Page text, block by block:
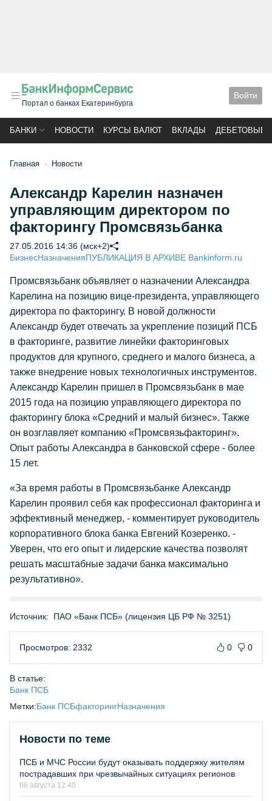
Портал о банках Екатеринбурга
Войти
БАНКИ НОВОСТИ КУРСЫ ВАЛЮТ ВКЛАДЫ ДЕБЕТОВЫЕ
Главная Новости
Александр Карелин назначен
управляющим директором по
факторингу Промсвязьбанка
27.05.2016 14:36 (мск+2)
БизнесНазначенияПУБЛИКАЦИЯ В АРХИВЕ Bankinform.ru
Промсвязьбанк объявляет о назначении Александра
Карелина на позицию вице-президента, управляющего
директора по факторингу. В новой должности
Александр будет отвечать за укрепление позиций ПСБ
в факторинге, развитие линейки факторинговых
продуктов для крупного, среднего и малого бизнеса, а
также внедрение новых технологичных инструментов.
Александр Карелин пришел в Промсвязьбанк в мае
2015 года на позицию управляющего директора по
факторингу блока «Средний и малый бизнес». Также
он возглавляет компанию «Промсвязьфакторинг».
Опыт работы Александра в банковской сфере - более
15 лет.
«За время работы в Промсвязьбанке Александр
Карелин проявил себя как профессионал факторинга и
эффективный менеджер, - комментирует руководитель
корпоративного блока банка Евгений Козеренко. -
Уверен, что его опыт и лидерские качества позволят
решать масштабные задачи банка максимально
результативно».
Источник: ПАО «Банк ПСБ» (лицензия ЦБ РФ № 3251)
Просмотров: 2332 0 0
В статье:
Банк ПСБ
Метки:Банк ПСБфакторингНазначения
Новости по теме
ПСБ и МЧС России будут оказывать поддержку жителям
пострадавших при чрезвычайных ситуациях регионов
06 августа 12:40